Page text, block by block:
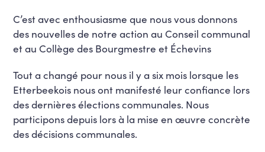
C’est avec enthousiasme que nous vous donnons
des nouvelles de notre action au Conseil communal
et au Collège des Bourgmestre et Échevins
Tout a changé pour nous il y a six mois lorsque les
Etterbeekois nous ont manifesté leur confiance lors
des dernières élections communales. Nous
participons depuis lors à la mise en œuvre concrète
des décisions communales.